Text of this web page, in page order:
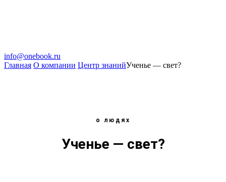
info@onebook.ru
Главная О компании Центр знанийУченье — свет?
о людях
Ученье — свет?